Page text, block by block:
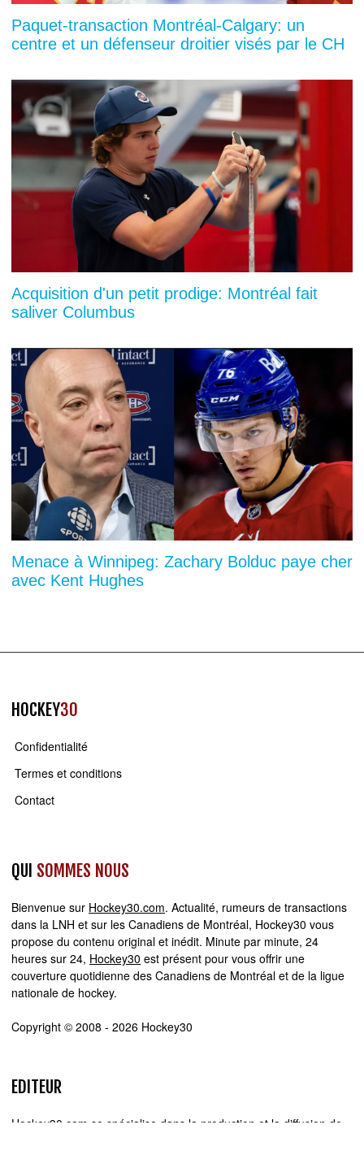
Paquet-transaction Montréal-Calgary: un
centre et un défenseur droitier visés par le CH
Acquisition d'un petit prodige: Montréal fait
saliver Columbus
Menace à Winnipeg: Zachary Bolduc paye cher
avec Kent Hughes
HOCKEY30
Confidentialité
Termes et conditions
Contact
QUI SOMMES NOUS
Bienvenue sur Hockey30.com. Actualité, rumeurs de transactions
dans la LNH et sur les Canadiens de Montréal, Hockey30 vous
propose du contenu original et inédit. Minute par minute, 24
heures sur 24, Hockey30 est présent pour vous offrir une
couverture quotidienne des Canadiens de Montréal et de la ligue
nationale de hockey.
Copyright © 2008 - 2026 Hockey30
EDITEUR
Hockey30.com se spécialise dans la production et la diffusion de